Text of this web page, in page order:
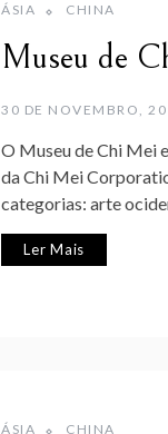
ÁSIA CHINA
Museu de
30 DE NOVEMBRO,
O Museu de Chi Mei
da Chi Mei
categorias: arte
Ler Mais
ÁSIA CHINA